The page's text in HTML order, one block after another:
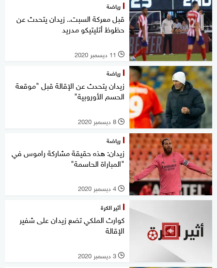
رياضة
قبل معركة السبت.. زيدان يتحدث عن
حظوظ أتليتيكو مدريد
l 11 ديسمبر 2020
رياضة
زيدان يتحدث عن الإقالة قبل "موقعة
الحسم الأوروبية"
l 8 ديسمبر 2020
رياضة
زيدان: هذه حقيقة مشاركة راموس في
"المباراة الحاسمة"
l 4 ديسمبر 2020
أثير الكرة
كوارث الملكي تضع زيدان على شفير
الإقالة
l 3 ديسمبر 2020